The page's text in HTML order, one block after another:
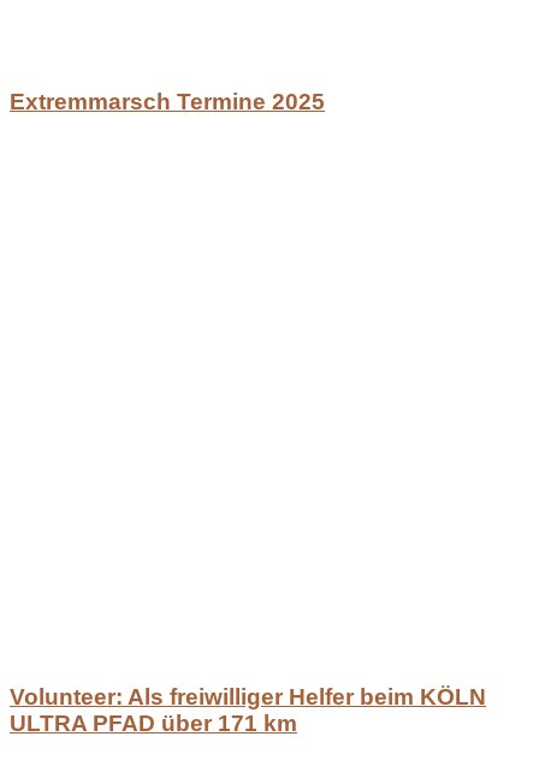
Extremmarsch Termine 2025
Volunteer: Als freiwilliger Helfer beim KÖLN
ULTRA PFAD über 171 km